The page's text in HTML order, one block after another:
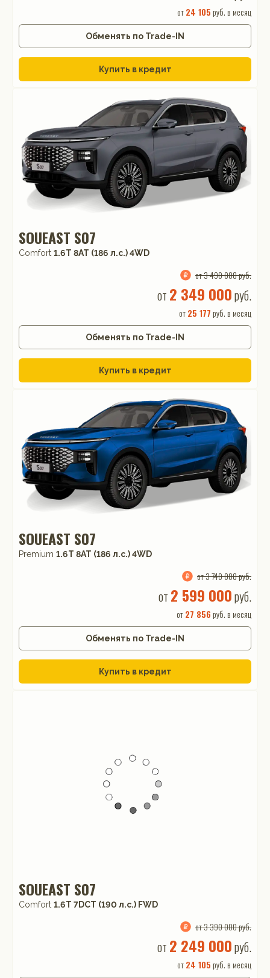
от24 105 руб. в месяц
Обменять по Trade-IN
Купить в кредит
SOUEAST S07
Comfort 1.6T 8AT (186 л.с.) 4WD
от 3 490 000 руб.
от 2 349 000руб.
от25 177 руб. в месяц
Обменять по Trade-IN
Купить в кредит
SOUEAST S07
Premium 1.6T 8AT (186 л.с.) 4WD
от 3 740 000 руб.
от 2 599 000руб.
от27 856 руб. в месяц
Обменять по Trade-IN
Купить в кредит
SOUEAST S07
Comfort 1.6T 7DCT (190 л.с.) FWD
от 3 390 000 руб.
от 2 249 000руб.
от24 105 руб. в месяц